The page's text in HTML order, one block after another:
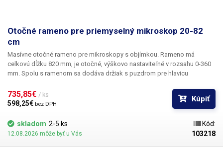
Otočné rameno pre priemyselný mikroskop 20-82
cm
Masívne otočné rameno pre mikroskopy s objímkou. Rameno má
celkovú dĺžku 820 mm, je otočné, výškovo nastaviteľné v rozsahu 0-360
mm. Spolu s ramenom sa dodáva držiak s puzdrom pre hlavicu
mikroskopu v puzdre sa stará zaisťovacia skrutka. Na pripevnenie
ramena k doske stola sa používa masívna objímka s dvoma skrutkami,
do ktorej sa celé rameno zasunie a následne zaistí. Svorku možno
pripevniť k doske stola s maximálnou výškou 48 mm. Celé rameno je
vyrobené z vysokokvalitnej ocele a je pevné so širokým rozsahom
nastavenia výšky, uhla a dĺžky pre maximálne pohodlie pri používaní.
Rameno je po upevnení na pracovnú dosku alebo stôl veľmi stabilné.
735,85€ / ks
598,25€ bez DPH
Kúpiť
skladom 2-5 ks
12.08.2026 môže byť u Vás
Kód:
103218